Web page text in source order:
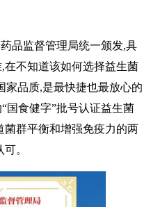
品监督管理局统一颁发,具
在不知道该如何选择益生菌
家品质,是最快捷也最放心的
国食健字”批号认证益生菌
菌群平衡和增强免疫力的两
。